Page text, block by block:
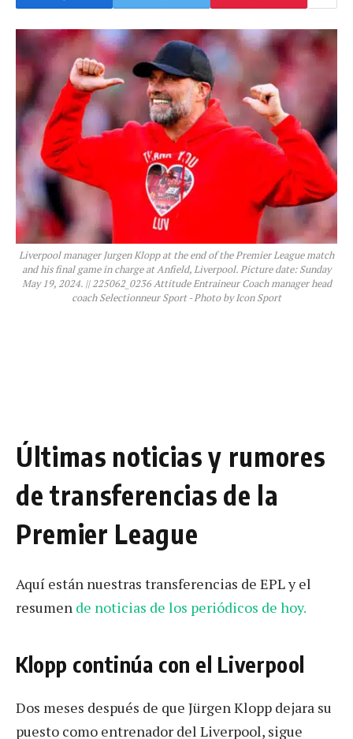
Liverpool manager Jurgen Klopp at the end of the Premier League match
and his final game in charge at Anfield, Liverpool. Picture date: Sunday
May 19, 2024. || 225062_0236 Attitude Entraineur Coach manager head
coach Selectionneur Sport - Photo by Icon Sport
Últimas noticias y rumores
de transferencias de la
Premier League
Aquí están nuestras transferencias de EPL y el
resumen de noticias de los periódicos de hoy.
Klopp continúa con el Liverpool
Dos meses después de que Jürgen Klopp dejara su
puesto como entrenador del Liverpool, sigue